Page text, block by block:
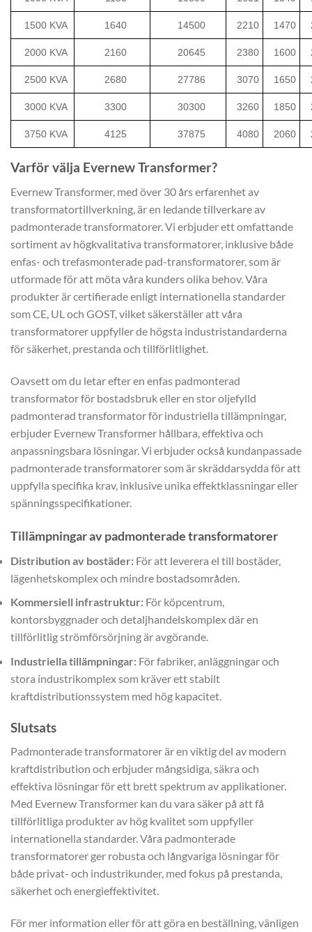
1500 KVA 1640 14500 2210 1470
2000 KVA 2160 20645 2380 1600
2500 KVA 2680 27786 3070 1650
3000 KVA 3300 30300 3260 1850
3750 KVA 4125 37875 4080 2060
Varför välja Evernew Transformer?
Evernew Transformer, med över 30 års erfarenhet av
transformatortillverkning, är en ledande tillverkare av
padmonterade transformatorer. Vi erbjuder ett omfattande
sortiment av högkvalitativa transformatorer, inklusive både
enfas- och trefasmonterade pad-transformatorer, som är
utformade för att möta våra kunders olika behov. Våra
produkter är certifierade enligt internationella standarder
som CE, UL och GOST, vilket säkerställer att våra
transformatorer uppfyller de högsta industristandarderna
för säkerhet, prestanda och tillförlitlighet.
Oavsett om du letar efter en enfas padmonterad
transformator för bostadsbruk eller en stor oljefylld
padmonterad transformator för industriella tillämpningar,
erbjuder Evernew Transformer hållbara, effektiva och
anpassningsbara lösningar. Vi erbjuder också kundanpassade
padmonterade transformatorer som är skräddarsydda för att
uppfylla specifika krav, inklusive unika effektklassningar eller
spänningsspecifikationer.
Tillämpningar av padmonterade transformatorer
Distribution av bostäder: För att leverera el till bostäder,
lägenhetskomplex och mindre bostadsområden.
Kommersiell infrastruktur: För köpcentrum,
kontorsbyggnader och detaljhandelskomplex där en
tillförlitlig strömförsörjning är avgörande.
Industriella tillämpningar: För fabriker, anläggningar och
stora industrikomplex som kräver ett stabilt
kraftdistributionssystem med hög kapacitet.
Slutsats
Padmonterade transformatorer är en viktig del av modern
kraftdistribution och erbjuder mångsidiga, säkra och
effektiva lösningar för ett brett spektrum av applikationer.
Med Evernew Transformer kan du vara säker på att få
tillförlitliga produkter av hög kvalitet som uppfyller
internationella standarder. Våra padmonterade
transformatorer ger robusta och långvariga lösningar för
både privat- och industrikunder, med fokus på prestanda,
säkerhet och energieffektivitet.
För mer information eller för att göra en beställning, vänligen